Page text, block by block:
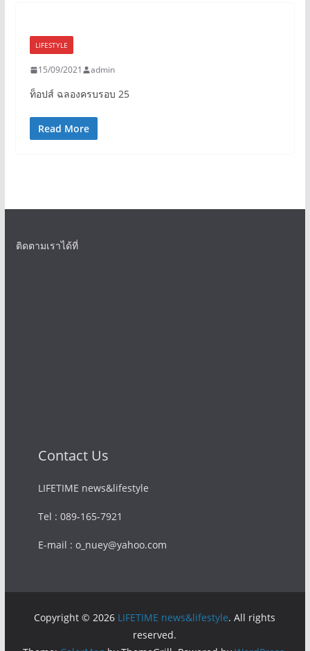
LIFESTYLE
15/09/2021 admin
ท็อปส์ ฉลองครบรอบ 25
Read More
ติดตามเราได้ที่
Contact Us
LIFETIME news&lifestyle
Tel : 089-165-7921
E-mail : o_nuey@yahoo.com
Copyright © 2026 LIFETIME news&lifestyle. All rights
reserved.